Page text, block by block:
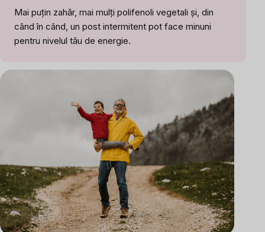
Mai puțin zahăr, mai mulți polifenoli vegetali și, din
când în când, un post intermitent pot face minuni
pentru nivelul tău de energie.